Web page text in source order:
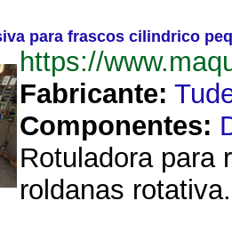
para frascos cilindrico
https://
Fabricante:
Componentes:
Rotuladora para
roldanas